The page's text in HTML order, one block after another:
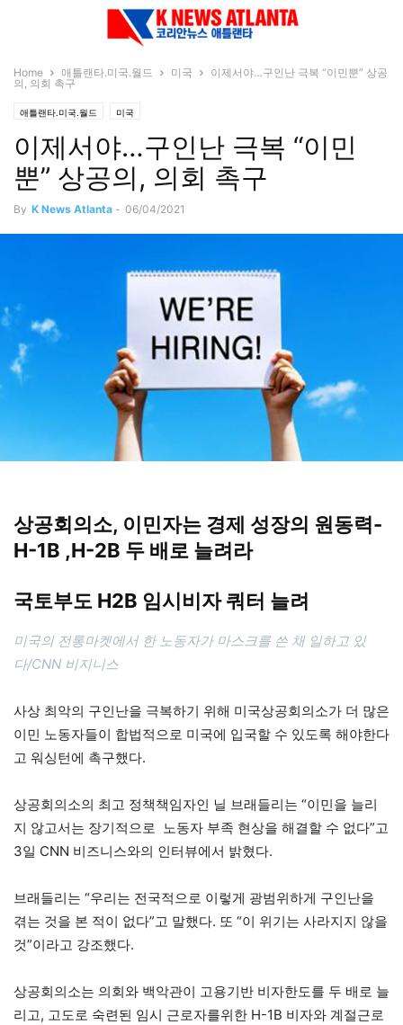
Home 애틀랜타.미국.월드 미국
이제서야…구인난 극복 “이민뿐” 상공
의, 의회 촉구
애틀랜타.미국.월드 미국
이제서야…구인난 극복 “이민
뿐” 상공의, 의회 촉구
By K News Atlanta - 06/04/2021
상공회의소, 이민자는 경제 성장의 원동력-
H-1B ,H-2B 두 배로 늘려라
국토부도 H2B 임시비자 쿼터 늘려
미국의 전통마켓에서 한 노동자가 마스크를 쓴 채 일하고 있
다/CNN 비지니스
사상 최악의 구인난을 극복하기 위해 미국상공회의소가 더 많은
이민 노동자들이 합법적으로 미국에 입국할 수 있도록 해야한다
고 워싱턴에 촉구했다.
상공회의소의 최고 정책책임자인 닐 브래들리는 “이민을 늘리
지 않고서는 장기적으로 노동자 부족 현상을 해결할 수 없다”고
3일 CNN 비즈니스와의 인터뷰에서 밝혔다.
브래들리는 “우리는 전국적으로 이렇게 광범위하게 구인난을
겪는 것을 본 적이 없다”고 말했다. 또 “이 위기는 사라지지 않을
것”이라고 강조했다.
상공회의소는 의회와 백악관이 고용기반 비자한도를 두 배로 늘
리고, 고도로 숙련된 임시 근로자를위한 H-1B 비자와 계절근로